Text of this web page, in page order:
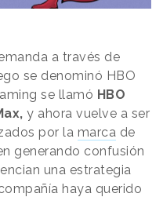
a través de
se denominó HBO
se llamó HBO
y ahora vuelve a ser
por la marca de
generando confusión
una estrategia
haya querido